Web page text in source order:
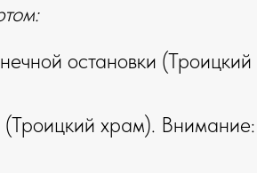
остановки
храм).